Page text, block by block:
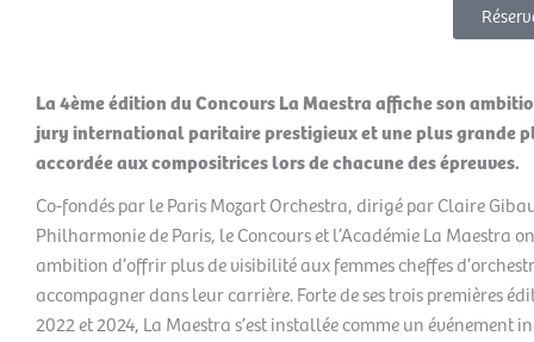
La 4ème édition du Concours La Maestra affiche son
jury international paritaire prestigieux et une plus grande
accordée aux compositrices lors de chacune des épreuves.
Co-fondés par le Paris Mozart Orchestra, dirigé par Claire
Philharmonie de Paris, le Concours et l’Académie La Maestra
ambition d’offrir plus de visibilité aux femmes cheffes
accompagner dans leur carrière. Forte de ses trois premières
2022 et 2024, La Maestra s’est installée comme un événement